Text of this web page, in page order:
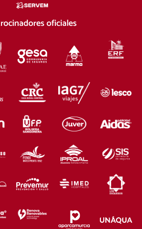
oficiales